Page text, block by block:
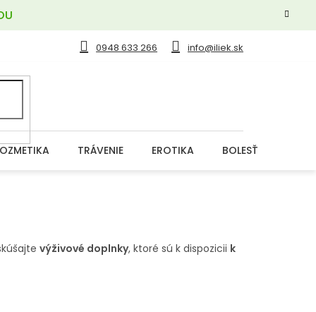
0948 633 266 info@iliek.sk
TRÁVENIE EROTIKA BOLESŤ
výživové doplnky, ktoré sú k dispozicii k